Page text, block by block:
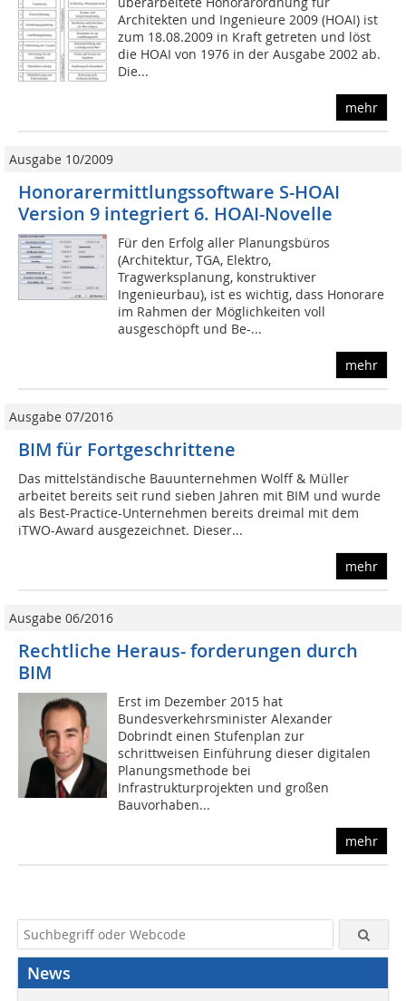
Architekten und Ingenieure 2009 (HOAI) ist
zum 18.08.2009 in Kraft getreten und löst
die HOAI von 1976 in der Ausgabe 2002 ab.
Die...
mehr
Ausgabe 10/2009
Honorarermittlungssoftware S-HOAI
Version 9 integriert 6. HOAI-Novelle
Für den Erfolg aller Planungsbüros
(Architektur, TGA, Elektro,
Tragwerksplanung, konstruktiver
Ingenieurbau), ist es wichtig, dass Honorare
im Rahmen der Möglichkeiten voll
ausgeschöpft und Be-...
mehr
Ausgabe 07/2016
BIM für Fortgeschrittene
Das mittelständische Bauunternehmen Wolff & Müller
arbeitet bereits seit rund sieben Jahren mit BIM und wurde
als Best-Practice-Unternehmen bereits dreimal mit dem
iTWO-Award ausgezeichnet. Dieser...
mehr
Ausgabe 06/2016
Rechtliche Heraus- forderungen durch
BIM
Erst im Dezember 2015 hat
Bundesverkehrsminister Alexander
Dobrindt einen Stufenplan zur
schrittweisen Einführung dieser digitalen
Planungsmethode bei
Infrastrukturprojekten und großen
Bauvorhaben...
mehr
News